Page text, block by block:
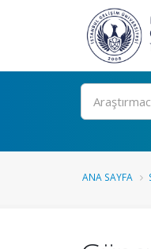
Ara
ANA SAYFA